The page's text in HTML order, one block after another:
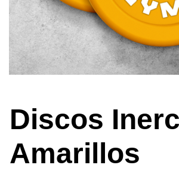
Discos
Amarillos